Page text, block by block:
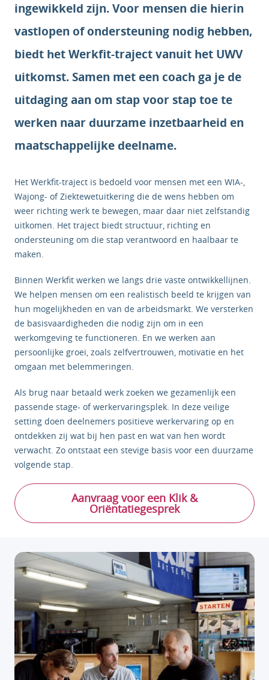
ingewikkeld zijn. Voor mensen die hierin
vastlopen of ondersteuning nodig hebben,
biedt het Werkfit-traject vanuit het UWV
uitkomst. Samen met een coach ga je de
uitdaging aan om stap voor stap toe te
werken naar duurzame inzetbaarheid en
maatschappelijke deelname.
Het Werkfit-traject is bedoeld voor mensen met een WIA-,
Wajong- of Ziektewetuitkering die de wens hebben om
weer richting werk te bewegen, maar daar niet zelfstandig
uitkomen. Het traject biedt structuur, richting en
ondersteuning om die stap verantwoord en haalbaar te
maken.
Binnen Werkfit werken we langs drie vaste ontwikkellijnen.
We helpen mensen om een realistisch beeld te krijgen van
hun mogelijkheden en van de arbeidsmarkt. We versterken
de basisvaardigheden die nodig zijn om in een
werkomgeving te functioneren. En we werken aan
persoonlijke groei, zoals zelfvertrouwen, motivatie en het
omgaan met belemmeringen.
Als brug naar betaald werk zoeken we gezamenlijk een
passende stage- of werkervaringsplek. In deze veilige
setting doen deelnemers positieve werkervaring op en
ontdekken zij wat bij hen past en wat van hen wordt
verwacht. Zo ontstaat een stevige basis voor een duurzame
volgende stap.
Aanvraag voor een Klik &
Oriëntatiegesprek